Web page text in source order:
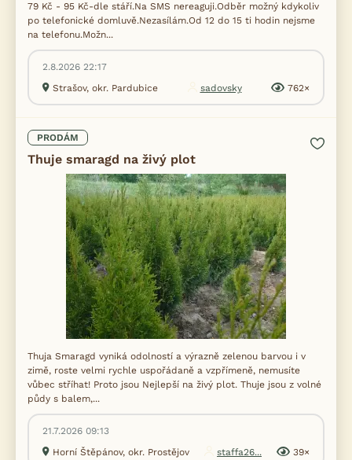
79 Kč - 95 Kč-dle stáří.Na SMS nereaguji.Odběr možný kdykoliv
po telefonické domluvě.Nezasílám.Od 12 do 15 ti hodin nejsme
na telefonu.Možn...
2.8.2026 22:17
Strašov, okr. Pardubice
sadovsky 762×
PRODÁM
Thuje smaragd na živý plot
Thuja Smaragd vyniká odolností a výrazně zelenou barvou i v
zimě, roste velmi rychle uspořádaně a vzpřímeně, nemusíte
vůbec stříhat! Proto jsou Nejlepší na živý plot. Thuje jsou z volné
půdy s balem,...
21.7.2026 09:13
Horní Štěpánov, okr. Prostějov
staffa26... 39×